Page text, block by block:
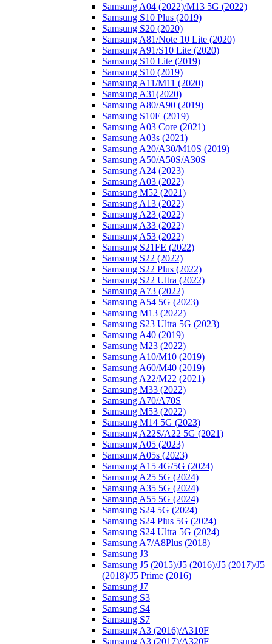
Samsung A04 (2022)/M13 5G (2022)
Samsung S10 Plus (2019)
Samsung S20 (2020)
Samsung A81/Note 10 Lite (2020)
Samsung A91/S10 Lite (2020)
Samsung S10 Lite (2019)
Samsung S10 (2019)
Samsung A11/M11 (2020)
Samsung A31(2020)
Samsung A80/A90 (2019)
Samsung S10E (2019)
Samsung A03 Core (2021)
Samsung A03s (2021)
Samsung A20/A30/M10S (2019)
Samsung A50/A50S/A30S
Samsung A24 (2023)
Samsung A03 (2022)
Samsung M52 (2021)
Samsung A13 (2022)
Samsung A23 (2022)
Samsung A33 (2022)
Samsung A53 (2022)
Samsung S21FE (2022)
Samsung S22 (2022)
Samsung S22 Plus (2022)
Samsung S22 Ultra (2022)
Samsung A73 (2022)
Samsung A54 5G (2023)
Samsung M13 (2022)
Samsung S23 Ultra 5G (2023)
Samsung A40 (2019)
Samsung M23 (2022)
Samsung A10/M10 (2019)
Samsung A60/M40 (2019)
Samsung A22/M22 (2021)
Samsung M33 (2022)
Samsung A70/A70S
Samsung M53 (2022)
Samsung M14 5G (2023)
Samsung A22S/A22 5G (2021)
Samsung A05 (2023)
Samsung A05s (2023)
Samsung A15 4G/5G (2024)
Samsung A25 5G (2024)
Samsung A35 5G (2024)
Samsung A55 5G (2024)
Samsung S24 5G (2024)
Samsung S24 Plus 5G (2024)
Samsung S24 Ultra 5G (2024)
Samsung A7/A8Plus (2018)
Samsung J3
Samsung J5 (2015)/J5 (2016)/J5 (2017)/J5
(2018)/J5 Prime (2016)
Samsung J7
Samsung S3
Samsung S4
Samsung S7
Samsung A3 (2016)/A310F
Samsung A3 (2017)/A320F